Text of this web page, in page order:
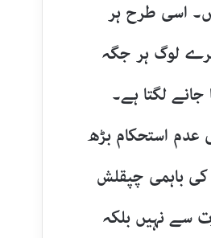
اسی طرح ہر
لوگ ہر جگہ
لگتا ہے۔
عدم استحکام بڑھ
کی باہمی چپقلش
سے نہیں بلکہ